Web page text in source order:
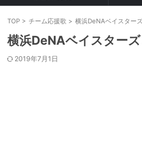
TOP > チーム応援歌 > 横浜DeNAベイスター
横浜DeNAベイスター
2019年7月1日